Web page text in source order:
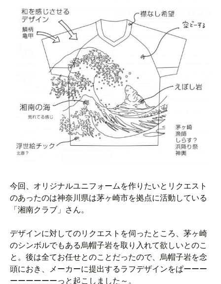
今回、オリジナルユニフォームを作りたいとリクエスト
のあったのは神奈川県は茅ヶ崎市を拠点に活動している
「湘南クラブ」さん。
デザインに対してのリクエストを伺ったところ、茅ヶ崎
のシンボルでもある烏帽子岩を取り入れて欲しいとのこ
と。後は全てお任せとのことだったので、烏帽子岩を念
頭におき、メーカーに提出するラフデザインをぱーーー
ーーーーーーっと起こしました～。